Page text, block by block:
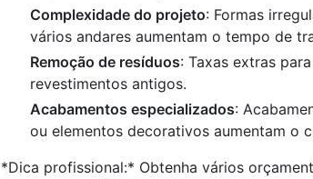
Complexidade do projeto: Formas
vários andares aumentam o tempo de
Remoção de resíduos: Taxas extras
revestimentos antigos.
Acabamentos especializados:
ou elementos decorativos aumentam o
*Dica profissional:* Obtenha vários